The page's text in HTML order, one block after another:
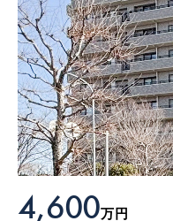
4,600万円